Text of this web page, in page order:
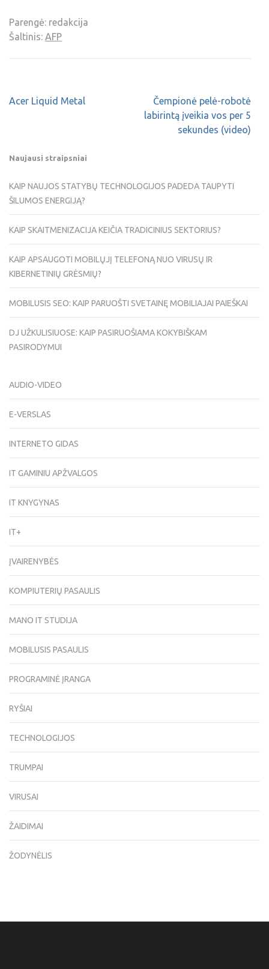
Parengė: redakcija
Šaltinis: AFP
Acer Liquid Metal
Čempionė pelė-robotė
labirintą įveikia vos per 5
sekundes (video)
Naujausi straipsniai
KAIP NAUJOS STATYBŲ TECHNOLOGIJOS PADEDA TAUPYTI
ŠILUMOS ENERGIJĄ?
KAIP SKAITMENIZACIJA KEIČIA TRADICINIUS SEKTORIUS?
KAIP APSAUGOTI MOBILŲJĮ TELEFONĄ NUO VIRUSŲ IR
KIBERNETINIŲ GRĖSMIŲ?
MOBILUSIS SEO: KAIP PARUOŠTI SVETAINĘ MOBILIAJAI PAIEŠKAI
DJ UŽKULISIUOSE: KAIP PASIRUOŠIAMA KOKYBIŠKAM
PASIRODYMUI
AUDIO-VIDEO
E-VERSLAS
INTERNETO GIDAS
IT GAMINIU APŽVALGOS
IT KNYGYNAS
IT+
ĮVAIRENYBĖS
KOMPIUTERIŲ PASAULIS
MANO IT STUDIJA
MOBILUSIS PASAULIS
PROGRAMINĖ ĮRANGA
RYŠIAI
TECHNOLOGIJOS
TRUMPAI
VIRUSAI
ŽAIDIMAI
ŽODYNĖLIS